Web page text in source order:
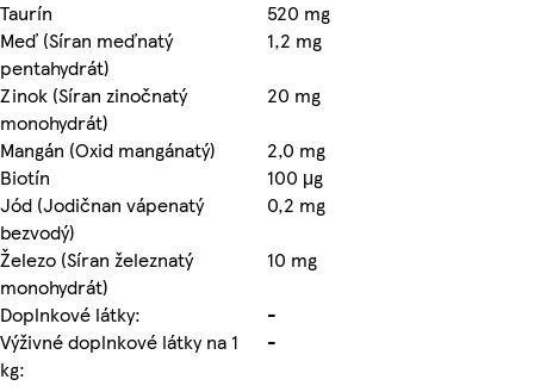
Taurín
520 mg
Meď (Síran meďnatý
pentahydrát)
1,2 mg
Zinok (Síran zinočnatý
monohydrát)
20 mg
Mangán (Oxid mangánatý)
2,0 mg
Biotín
100 μg
Jód (Jodičnan vápenatý
bezvodý)
0,2 mg
Železo (Síran železnatý
monohydrát)
10 mg
Doplnkové látky:
-
Výživné doplnkové látky na 1
kg:
-